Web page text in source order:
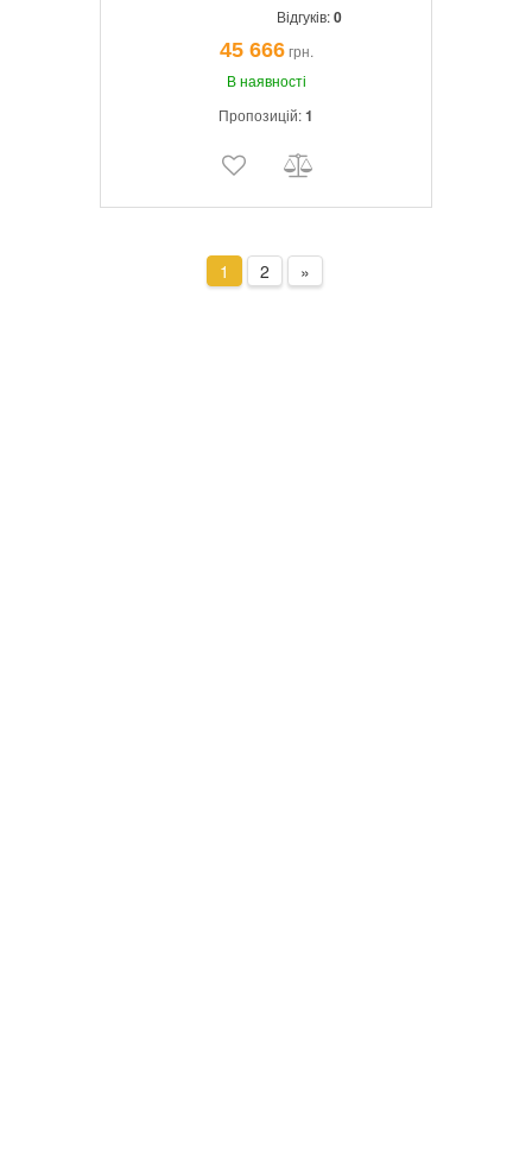
з трьома Т-подібними прорізами).
Підтримка тепер замінює таблицю
координат. Свердлильна головка
ідентична голівці дрібнофрезерного
кліщі ER-16 (6, 8 і 10 мм).
Відгуків:0
45 666грн.
В наявності
Пропозицій:1
1 2 »